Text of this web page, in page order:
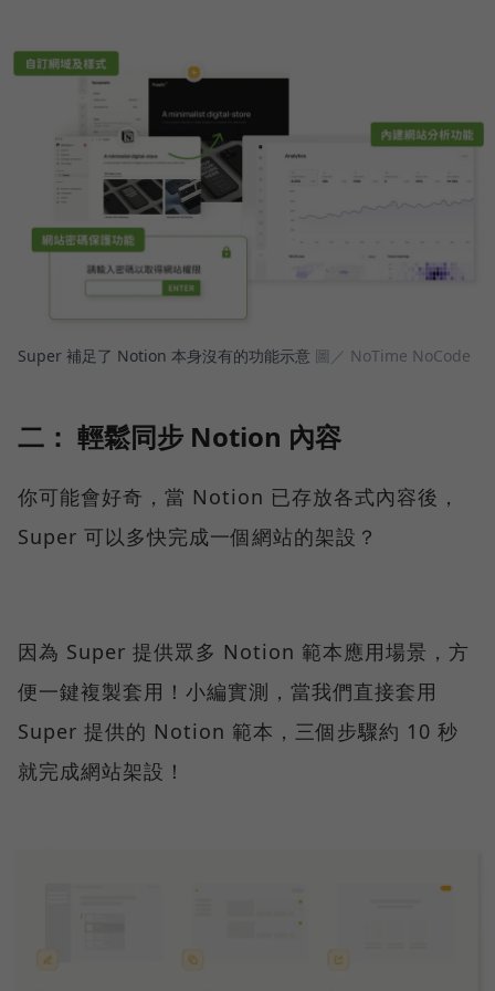
Super 補足了 Notion 本身沒有的功能示意 圖／ NoTime NoCode
二： 輕鬆同步 Notion 內容
你可能會好奇，當 Notion 已存放各式內容後，
Super 可以多快完成一個網站的架設？
因為 Super 提供眾多 Notion 範本應用場景，方
便一鍵複製套用！小編實測，當我們直接套用
Super 提供的 Notion 範本，三個步驟約 10 秒
就完成網站架設！